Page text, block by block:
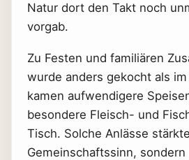
Natur dort den Takt noch
vorgab.
Zu Festen und familiären
wurde anders gekocht als im
kamen aufwendigere
besondere Fleisch- und
Tisch. Solche Anlässe
Gemeinschaftssinn,